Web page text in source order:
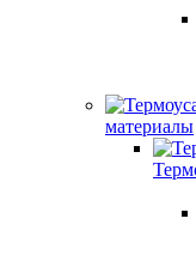
материалы